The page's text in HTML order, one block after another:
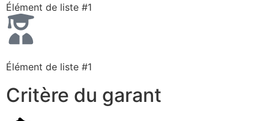
Élément de liste #1
Élément de liste #1
Critère du garant